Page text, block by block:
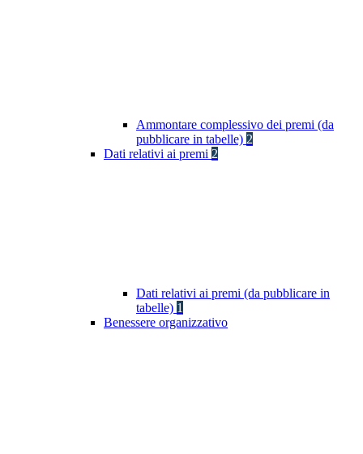
Ammontare complessivo dei premi (da
pubblicare in tabelle) 2
Dati relativi ai premi 2
Dati relativi ai premi (da pubblicare in
tabelle) 1
Benessere organizzativo